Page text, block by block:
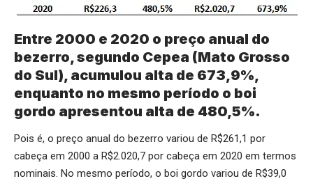
Entre 2000 e 2020 o preço anual do
bezerro, segundo Cepea (Mato Grosso
do Sul), acumulou alta de 673,9%,
enquanto no mesmo período o boi
gordo apresentou alta de 480,5%.
Pois é, o preço anual do bezerro variou de R$261,1 por
cabeça em 2000 a R$2.020,7 por cabeça em 2020 em termos
nominais. No mesmo período, o boi gordo variou de R$39,0